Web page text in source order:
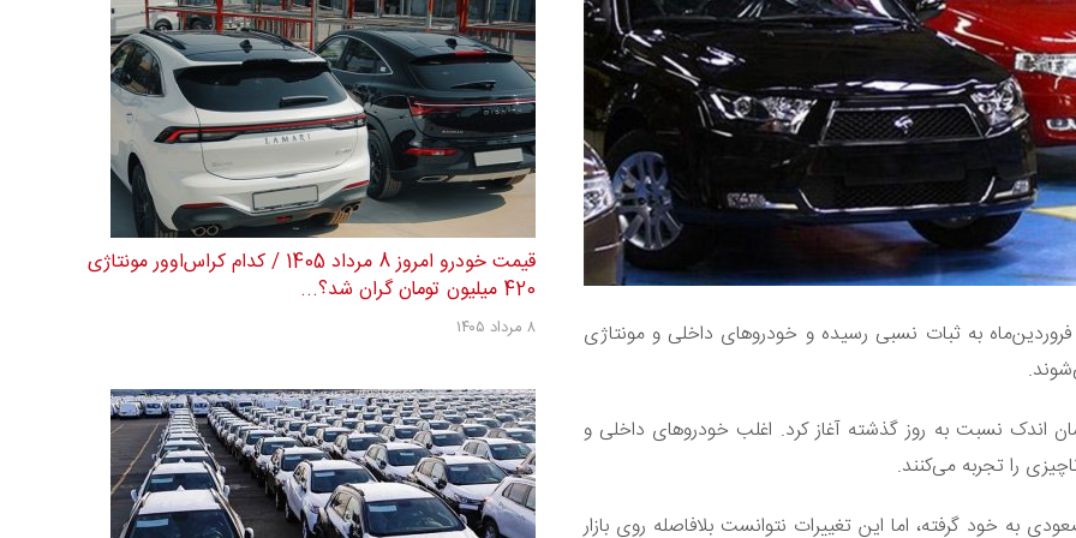
فروردین ۱۴۰۳، در آخرین هفته فروردین‌ماه به ثبات نسبی رسیده و خودروهای داخلی و مونتاژی
۱۴۰۳، کار خود را با نوسان اندک نسبت به روز گذشته آغاز کرد. اغلب خودروهای داخلی و
را تجربه می‌کنند.
به خود گرفته، اما این تغییرات نتوانست بلافاصله روی بازار
قیمت خودرو امروز 8 مرداد 1405 / کدام کراس‌اوور مونتاژی
420 میلیون تومان گران شد؟...
۸ مرداد ۱۴۰۵